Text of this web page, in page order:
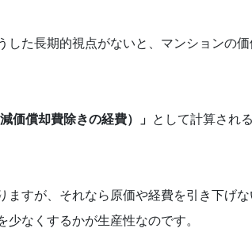
た長期的視点がないと、マンションの
価償却費除きの経費）」 として計算され
すが、それなら原価や経費を引き下げ
少なくするかが生産性なのです。